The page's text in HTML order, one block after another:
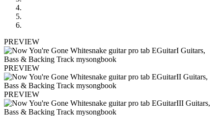
PREVIEW
PREVIEW
PREVIEW